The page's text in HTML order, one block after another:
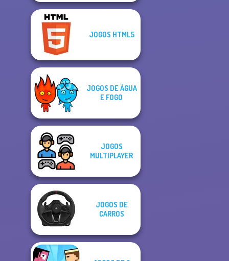
JOGOS HTML5
JOGOS DE ÁGUA
E FOGO
JOGOS
MULTIPLAYER
JOGOS DE
CARROS